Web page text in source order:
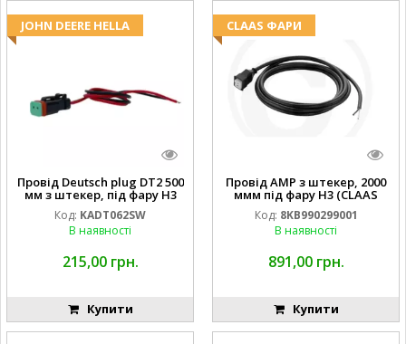
JOHN DEERE HELLA
Провід Deutsch plug DT2 500
мм з штекер, під фару H3
(JOHN DEERE AL116438
994.184.00) ) Kramp Hella
Код: KADT062SW
В наявності
215,00 грн.
Купити
CLAAS ФАРИ
Провід AMP з штекер, 2000
ммм під фару H3 (CLAAS
013733) Hella
Код: 8KB990299001
В наявності
891,00 грн.
Купити